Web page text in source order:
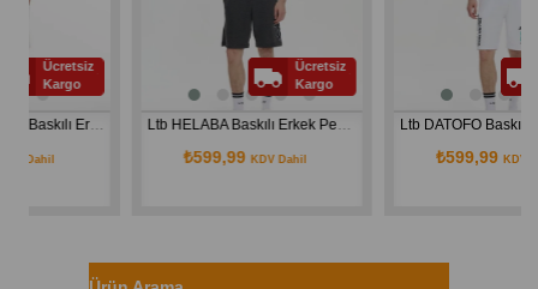
Ltb LOBACA Beyaz  Baskılı Erkek Penye Şort 12248760761718
Ücretsiz
Kargo
Ltb HELABA Baskılı Erkek Penye Şort 12248760961701
₺599,99KDV Dahil
Ücretsiz
Kargo
₺599,99KDV Dahil